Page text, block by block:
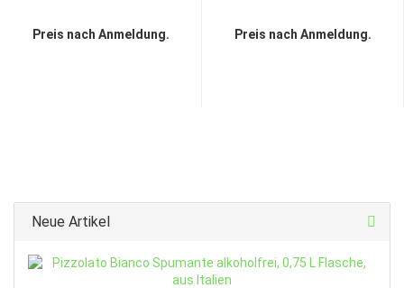
Preis nach Anmeldung. Preis nach Anmeldung.
Neue Artikel